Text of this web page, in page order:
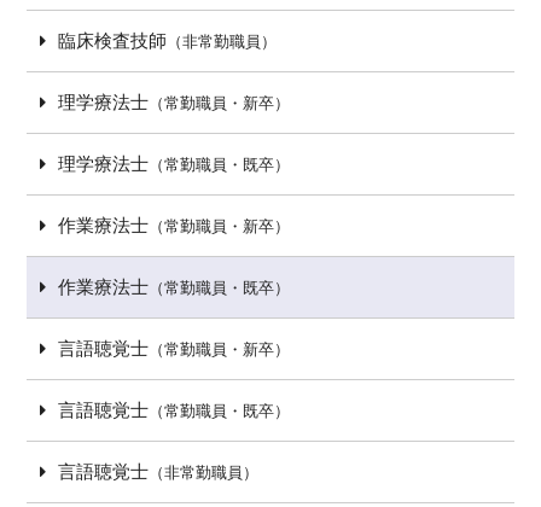
臨床検査技師 （非常勤職員）
理学療法士（常勤職員・新卒）
理学療法士（常勤職員・既卒）
作業療法士（常勤職員・新卒）
作業療法士（常勤職員・既卒）
言語聴覚士（常勤職員・新卒）
言語聴覚士（常勤職員・既卒）
言語聴覚士（非常勤職員）